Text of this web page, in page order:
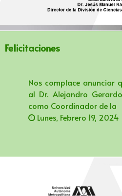
Felicitaciones
Nos complace anunciar
al Dr. Alejandro
como Coordinador de la
Lunes, Febrero 19, 2024